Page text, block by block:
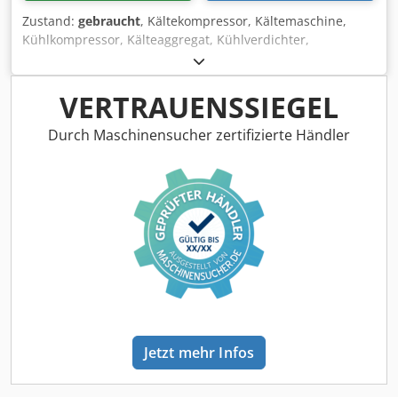
Zustand: gebraucht, Kältekompressor, Kältemaschine,
Kühlkompressor, Kälteaggregat, Kühlverdichter,
Verdichter, Filtertrocknergehäuse, Absperrventil,
Kugelabsperrventil, Magnetventilkörper -Hersteller:
Danfoss, Magnetventil für Kältetechnik, ungebraucht OVP
Codpfsfy R Sgsx Alwoha -Typ: EVR 3/032F1207 -Anschluß: 6
mm ODF -Abmessungen Paket: 135/100/H60 mm -Gewicht:
VERTRAUENSSIEGEL
Durch Maschinensucher zertifizierte Händler
Jetzt mehr Infos